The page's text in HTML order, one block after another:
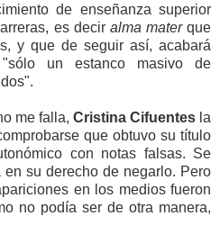
de enseñanza superior
es decir alma materque
y que de seguir así, acabará
un estanco masivo de
me falla, Cristina Cifuentes la
que obtuvo su título
con notas falsas. Se
su derecho de negarlo. Pero
en los medios fueron
no podía ser de otra manera,